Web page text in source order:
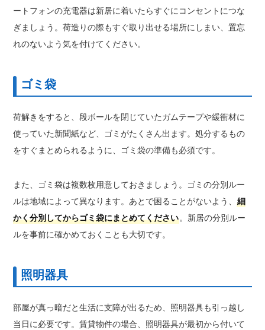
ートフォンの充電器は新居に着いたらすぐにコンセントにつな
ぎましょう。荷造りの際もすぐ取り出せる場所にしまい、置忘
れのないよう気を付けてください。
ゴミ袋
荷解きをすると、段ボールを閉じていたガムテープや緩衝材に
使っていた新聞紙など、ゴミがたくさん出ます。処分するもの
をすぐまとめられるように、ゴミ袋の準備も必須です。
また、ゴミ袋は複数枚用意しておきましょう。ゴミの分別ルー
ルは地域によって異なります。あとで困ることがないよう、細
かく分別してからゴミ袋にまとめてください。新居の分別ルー
ルを事前に確かめておくことも大切です。
照明器具
部屋が真っ暗だと生活に支障が出るため、照明器具も引っ越し
当日に必要です。賃貸物件の場合、照明器具が最初から付いて